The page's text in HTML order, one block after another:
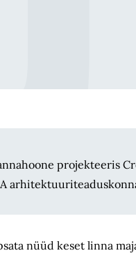
projekteeris
nüüd keset linna